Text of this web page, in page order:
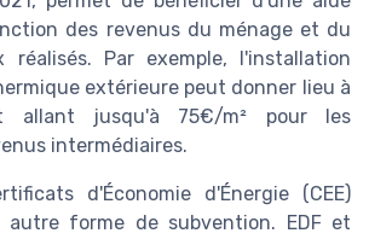
des revenus du ménage et du
Par exemple, l'installation
extérieure peut donner lieu à
allant jusqu'à 75€/m² pour les
intermédiaires.
d'Économie d'Énergie (CEE)
forme de subvention. EDF et